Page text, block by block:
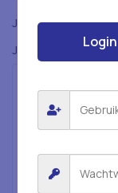
Je beoordeling*
Je beoordeling*
Login